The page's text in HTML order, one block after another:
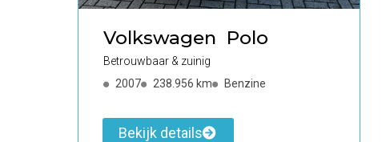
Volkswagen Polo
Betrouwbaar & zuinig
2007
238.956 km Benzine
Bekijk details